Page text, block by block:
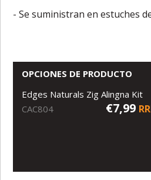
- Se suministran en estuches
OPCIONES DE PRODUCTO
Edges Naturals Zig Alingna Kit
CAC804
€7,99